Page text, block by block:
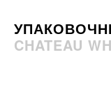
CHATEAU